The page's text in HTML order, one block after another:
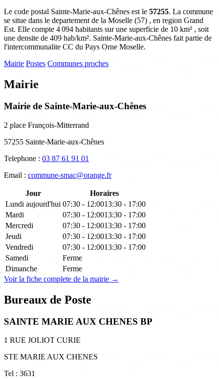
Le code postal Sainte-Marie-aux-Chênes est le 57255. La commune
se situe dans le departement de la Moselle (57) , en region Grand
Est. Elle compte 4 094 habitants sur une superficie de 10 km² , soit
une densite de 409 hab/km². Sainte-Marie-aux-Chênes fait partie de
l'intercommunalite CC du Pays Orne Moselle.
Mairie Postes Communes proches
Mairie
Mairie de Sainte-Marie-aux-Chênes
2 place François-Mitterrand
57255 Sainte-Marie-aux-Chênes
Telephone : 03 87 61 91 01
Email : commune-smac@orange.fr
Jour
Horaires
Lundi aujourd'hui 07:30 - 12:0013:30 - 17:00
Mardi
07:30 - 12:0013:30 - 17:00
Mercredi
07:30 - 12:0013:30 - 17:00
Jeudi
07:30 - 12:0013:30 - 17:00
Vendredi
07:30 - 12:0013:30 - 17:00
Samedi
Ferme
Dimanche
Ferme
Voir la fiche complete de la mairie →
Bureaux de Poste
SAINTE MARIE AUX CHENES BP
1 RUE JOLIOT CURIE
STE MARIE AUX CHENES
Tel : 3631